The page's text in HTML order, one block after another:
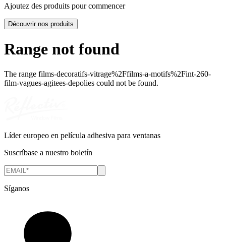
Ajoutez des produits pour commencer
Découvrir nos produits
Range not found
The range films-decoratifs-vitrage%2Ffilms-a-motifs%2Fint-260-
film-vagues-agitees-depolies could not be found.
Líder europeo en película adhesiva para ventanas
Suscríbase a nuestro boletín
Síganos